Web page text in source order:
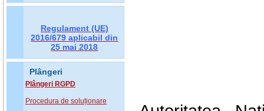
Regulament (UE)
2016/679 aplicabil din
25 mai 2018
Plângeri
Plângeri RGPD
Procedura de soluționare